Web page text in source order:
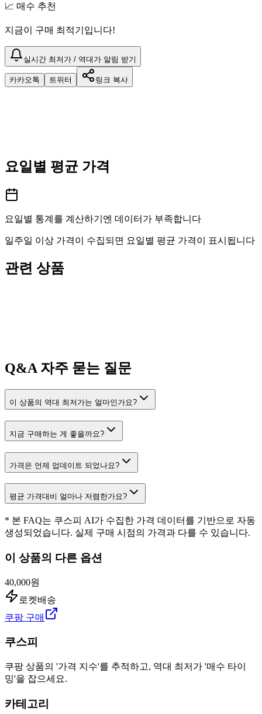
📈 매수 추천
지금이 구매 최적기입니다!
실시간 최저가 / 역대가 알림 받기
카카오톡 트위터 링크 복사
요일별 평균 가격
요일별 통계를 계산하기엔 데이터가 부족합니다
일주일 이상 가격이 수집되면 요일별 평균 가격이 표시됩니다
관련 상품
Q&A자주 묻는 질문
이 상품의 역대 최저가는 얼마인가요?
지금 구매하는 게 좋을까요?
가격은 언제 업데이트 되었나요?
평균 가격대비 얼마나 저렴한가요?
* 본 FAQ는 쿠스피 AI가 수집한 가격 데이터를 기반으로 자동
생성되었습니다. 실제 구매 시점의 가격과 다를 수 있습니다.
이 상품의 다른 옵션
40,000원
로켓배송
쿠팡 구매
쿠스피
쿠팡 상품의 '가격 지수'를 추적하고, 역대 최저가 '매수 타이
밍'을 잡으세요.
카테고리